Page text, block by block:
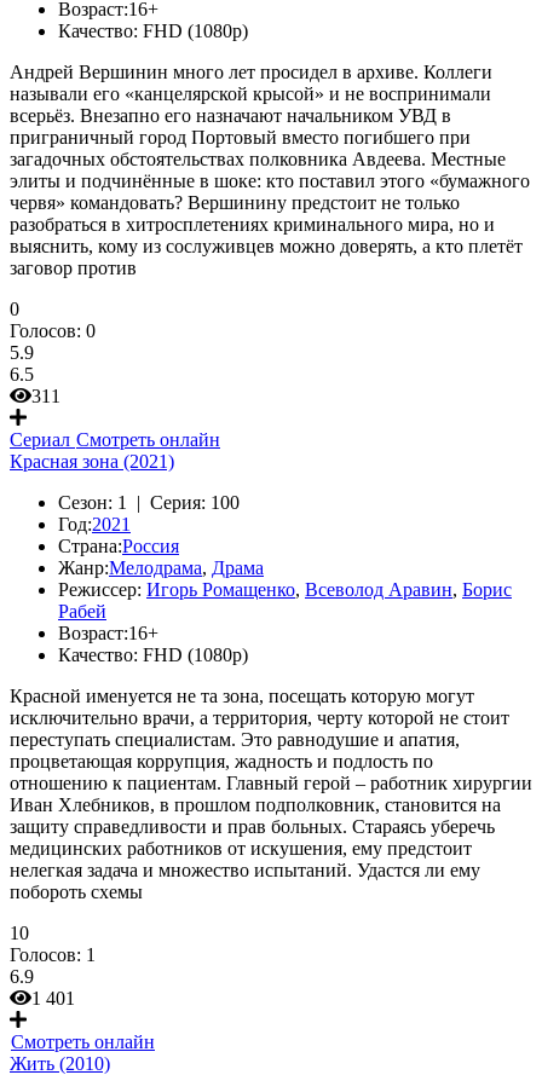
Возраст:16+
Качество: FHD (1080p)
Андрей Вершинин много лет просидел в архиве. Коллеги
называли его «канцелярской крысой» и не воспринимали
всерьёз. Внезапно его назначают начальником УВД в
приграничный город Портовый вместо погибшего при
загадочных обстоятельствах полковника Авдеева. Местные
элиты и подчинённые в шоке: кто поставил этого «бумажного
червя» командовать? Вершинину предстоит не только
разобраться в хитросплетениях криминального мира, но и
выяснить, кому из сослуживцев можно доверять, а кто плетёт
заговор против
0
Голосов: 0
5.9
6.5
311
Сериал Смотреть онлайн
Красная зона (2021)
Сезон: 1 | Серия: 100
Год:2021
Страна:Россия
Жанр:Мелодрама, Драма
Режиссер: Игорь Ромащенко, Всеволод Аравин, Борис
Рабей
Возраст:16+
Качество: FHD (1080p)
Красной именуется не та зона, посещать которую могут
исключительно врачи, а территория, черту которой не стоит
переступать специалистам. Это равнодушие и апатия,
процветающая коррупция, жадность и подлость по
отношению к пациентам. Главный герой – работник хирургии
Иван Хлебников, в прошлом подполковник, становится на
защиту справедливости и прав больных. Стараясь уберечь
медицинских работников от искушения, ему предстоит
нелегкая задача и множество испытаний. Удастся ли ему
побороть схемы
10
Голосов: 1
6.9
1 401
Смотреть онлайн
Жить (2010)